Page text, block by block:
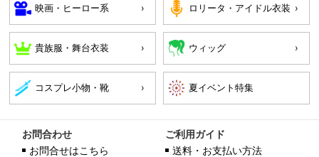
映画・ヒーロー系 ロリータ・アイドル衣装
貴族服・舞台衣装 ウィッグ
コスプレ小物・靴
お問合わせ
お問合せはこちら
ご利用ガイド
送料・お支払い方法